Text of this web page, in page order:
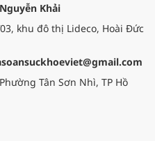
Khải
khu đô thị Lideco, Hoài Đức
Tân Sơn Nhì, TP Hồ